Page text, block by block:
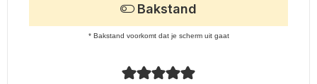
Bakstand
* Bakstand voorkomt dat je scherm uit gaat